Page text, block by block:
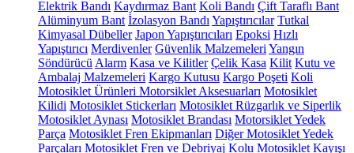
Elektrik Bandı Kaydırmaz Bant Koli Bandı Çift Taraflı Bant
Alüminyum Bant İzolasyon Bandı Yapıştırıcılar Tutkal
Kimyasal Dübeller Japon Yapıştırıcıları Epoksi Hızlı
Yapıştırıcı Merdivenler Güvenlik Malzemeleri Yangın
Söndürücü Alarm Kasa ve Kilitler Çelik Kasa Kilit Kutu ve
Ambalaj Malzemeleri Kargo Kutusu Kargo Poşeti Koli
Motosiklet Ürünleri Motorsiklet Aksesuarları Motosiklet
Kilidi Motosiklet Stickerları Motosiklet Rüzgarlık ve Siperlik
Motosiklet Aynası Motosiklet Brandası Motorsiklet Yedek
Parça Motosiklet Fren Ekipmanları Diğer Motosiklet Yedek
Parçaları Motosiklet Fren ve Debriyaj Kolu Motosiklet Kayışı